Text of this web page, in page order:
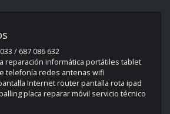
/ 687 086 632
reparación informática portátiles tablet
telefonía redes antenas wifi
Internet router pantalla rota ipad
placa reparar móvil servicio técnico